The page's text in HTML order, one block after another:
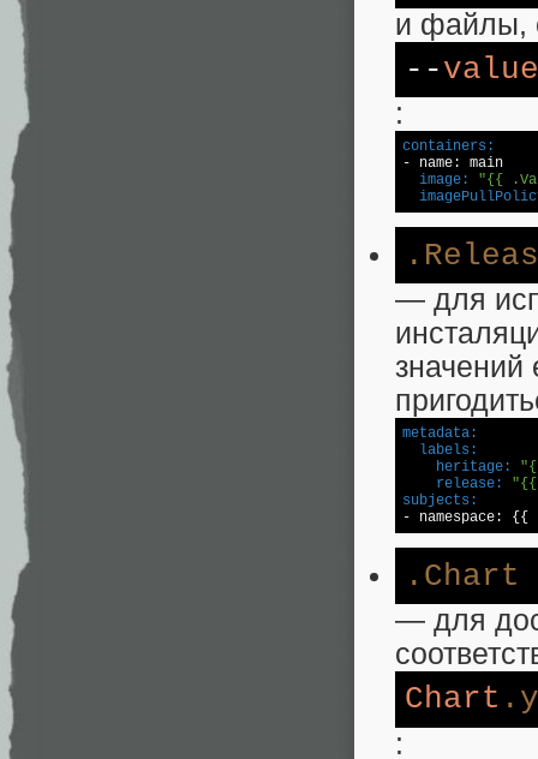
и файлы,
--
:
containers:
  image:
"{{
— для
значений
metadata:
  labels:
    heritage:
    release:
"{{
subjects:
.Chart
— для
Chart
: